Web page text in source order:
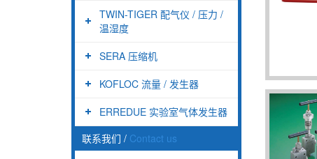
TWIN-TIGER 配气仪 / 压力 /
温湿度
SERA 压缩机
KOFLOC 流量 / 发生器
ERREDUE 实验室气体发生器
联系我们 / Contact us